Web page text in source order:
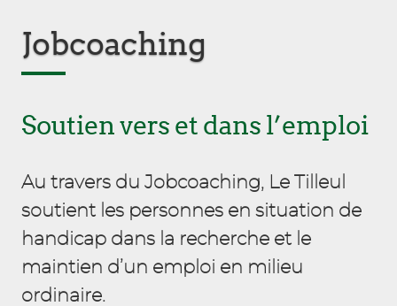
Jobcoaching
Soutien vers et dans l’emploi
Au travers du Jobcoaching, Le Tilleul
soutient les personnes en situation de
handicap dans la recherche et le
maintien d’un emploi en milieu
ordinaire.